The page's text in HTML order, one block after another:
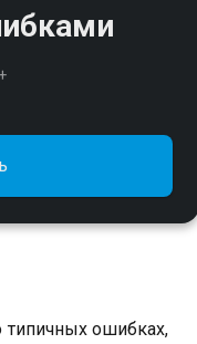
ошибках,